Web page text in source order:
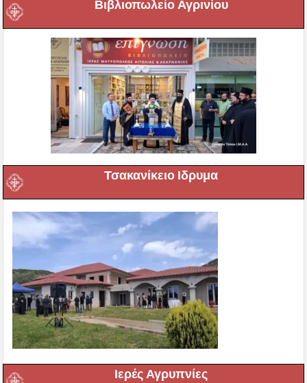
Βιβλιοπωλείο Αγρινίου
Τσακανίκειο Ιδρυμα
Ιερές Αγρυπνίες